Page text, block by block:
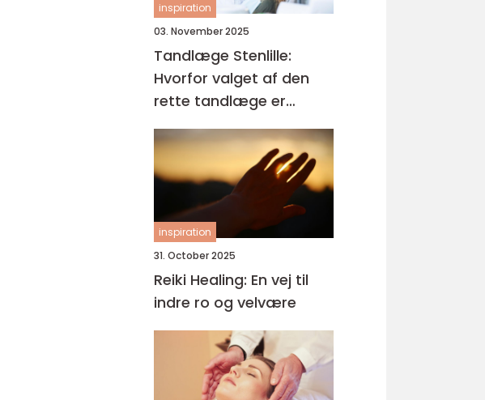
inspiration
03. November 2025
Tandlæge Stenlille:
Hvorfor valget af den
rette tandlæge er
afgørende
inspiration
31. October 2025
Reiki Healing: En vej til
indre ro og velvære